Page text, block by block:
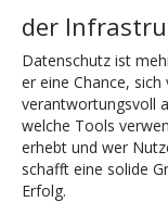
der
Datenschutz ist
er eine Chance,
verantwortungsvoll
welche Tools
erhebt und wer
schafft eine solide
Erfolg.